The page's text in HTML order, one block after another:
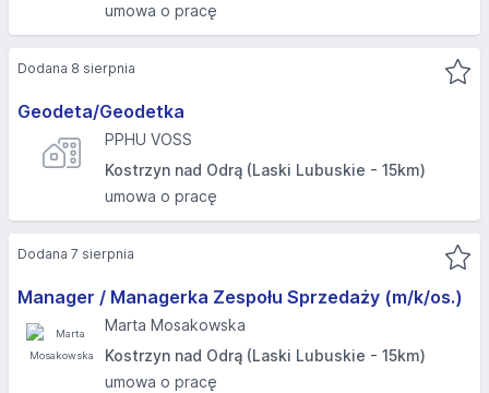
umowa o pracę
Geodeta/Geodetka
PPHU VOSS
Kostrzyn nad Odrą (Laski Lubuskie - 15km)
umowa o pracę
Dodana 8 sierpnia
Manager / Managerka Zespołu Sprzedaży (m/k/os.)
Marta Mosakowska
Kostrzyn nad Odrą (Laski Lubuskie - 15km)
umowa o pracę
Dodana 7 sierpnia